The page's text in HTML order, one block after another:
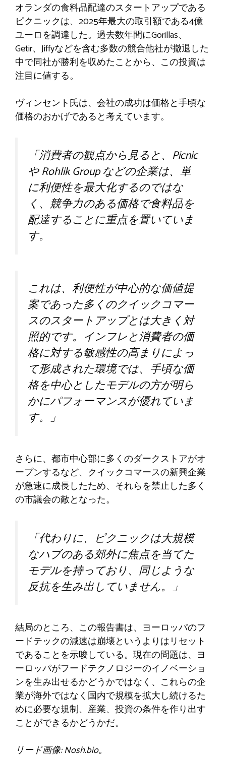
オランダの食料品配達のスタートアップである
ピクニックは、2025年最大の取引額である4億
ユーロを調達した。過去数年間にGorillas、
Getir、Jiffyなどを含む多数の競合他社が撤退した
中で同社が勝利を収めたことから、この投資は
注目に値する。
ヴィンセント氏は、会社の成功は価格と手頃な
価格のおかげであると考えています。
「消費者の観点から見ると、Picnic
や Rohlik Group などの企業は、単
に利便性を最大化するのではな
く、競争力のある価格で食料品を
配達することに重点を置いていま
す。
これは、利便性が中心的な価値提
案であった多くのクイックコマー
スのスタートアップとは大きく対
照的です。インフレと消費者の価
格に対する敏感性の高まりによっ
て形成された環境では、手頃な価
格を中心としたモデルの方が明ら
かにパフォーマンスが優れていま
す。」
さらに、都市中心部に多くのダークストアがオ
ープンするなど、クイックコマースの新興企業
が急速に成長したため、それらを禁止した多く
の市議会の敵となった。
「代わりに、ピクニックは大規模
なハブのある郊外に焦点を当てた
モデルを持っており、同じような
反抗を生み出していません。」
結局のところ、この報告書は、ヨーロッパのフ
ードテックの減速は崩壊というよりはリセット
であることを示唆している。現在の問題は、ヨ
ーロッパがフードテクノロジーのイノベーショ
ンを生み出せるかどうかではなく、これらの企
業が海外ではなく国内で規模を拡大し続けるた
めに必要な規制、産業、投資の条件を作り出す
ことができるかどうかだ。
リード画像: Nosh.bio。